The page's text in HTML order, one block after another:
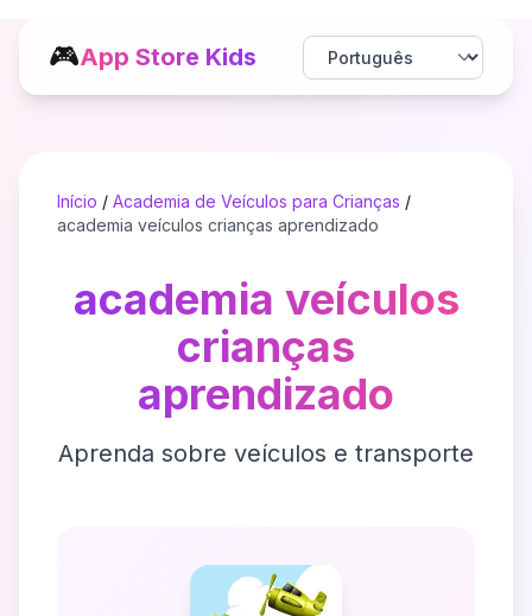
🎮App Store Kids
Início / Academia de Veículos para Crianças /
academia veículos crianças aprendizado
academia veículos
crianças
aprendizado
Aprenda sobre veículos e transporte